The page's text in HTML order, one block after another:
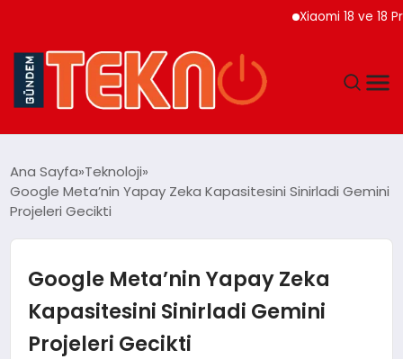
Xiaomi 18 ve 18 Pro
GÜNDEM
EKONOMI
Ana Sayfa Teknoloji
Google Meta’nin Yapay Zeka Kapasitesini Sinirladi Gemini
Projeleri Gecikti
Google Meta’nin Yapay Zeka
Kapasitesini Sinirladi Gemini
Projeleri Gecikti